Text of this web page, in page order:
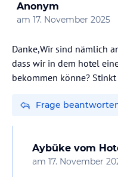
Anonym
am 17. November 2025
Danke,Wir sind nämlich
dass wir in dem hotel
bekommen könne?
Frage
Aybüke vom
am 17. November